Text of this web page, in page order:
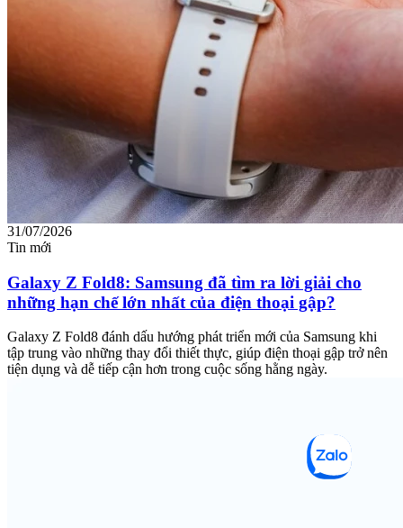
31/07/2026
Tin mới
Galaxy Z Fold8: Samsung đã tìm ra lời giải cho
những hạn chế lớn nhất của điện thoại gập?
Galaxy Z Fold8 đánh dấu hướng phát triển mới của Samsung khi
tập trung vào những thay đổi thiết thực, giúp điện thoại gập trở nên
tiện dụng và dễ tiếp cận hơn trong cuộc sống hằng ngày.